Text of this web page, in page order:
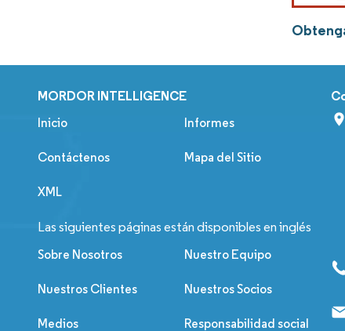
MORDOR INTELLIGENCE
Inicio Informes
Contáctenos Mapa del Sitio
XML
Las siguientes páginas están disponibles en inglés
Sobre Nosotros Nuestro Equipo
Nuestros Clientes Nuestros Socios
Medios Responsabilidad social